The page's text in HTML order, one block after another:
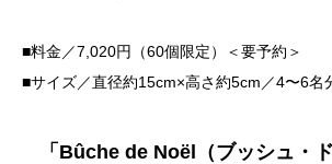
■料金／7,020円（60個限定）＜要予約＞
■サイズ／直径約15cm×高さ約5cm／4〜6名
「Bûche de Noël（ブッシュ・